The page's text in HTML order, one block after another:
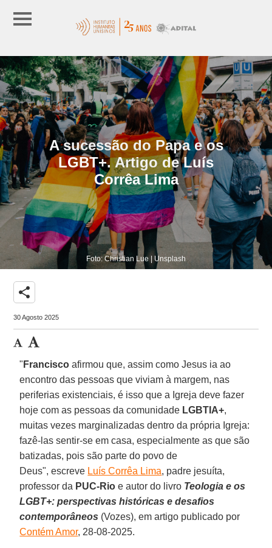
A sucessão do Papa e os
LGBT+. Artigo de Luís
Corrêa Lima
Foto: Christian Lue | Unsplash
share
30 Agosto 2025
" Francisco afirmou que, assim como Jesus ia ao
encontro das pessoas que viviam à margem, nas
periferias existenciais, é isso que a Igreja deve fazer
hoje com as pessoas da comunidade LGBTIA+,
muitas vezes marginalizadas dentro da própria Igreja:
fazê-las sentir-se em casa, especialmente as que são
batizadas, pois são parte do povo de
Deus", escreve Luís Corrêa Lima, padre jesuíta,
professor da PUC-Rio e autor do livro Teologia e os
LGBT+: perspectivas históricas e desafios
contemporâneos (Vozes), em artigo publicado por
Contém Amor, 28-08-2025.